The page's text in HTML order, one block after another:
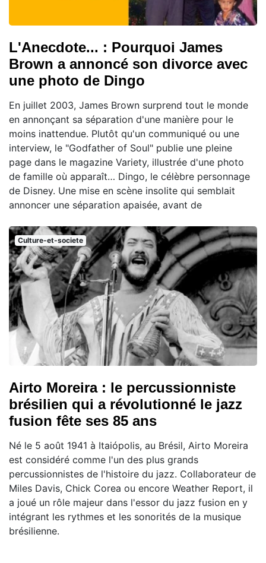
L'Anecdote... : Pourquoi James
Brown a annoncé son divorce avec
une photo de Dingo
En juillet 2003, James Brown surprend tout le monde
en annonçant sa séparation d'une manière pour le
moins inattendue. Plutôt qu'un communiqué ou une
interview, le "Godfather of Soul" publie une pleine
page dans le magazine Variety, illustrée d'une photo
de famille où apparaît… Dingo, le célèbre personnage
de Disney. Une mise en scène insolite qui semblait
annoncer une séparation apaisée, avant de
Culture-et-societe
Airto Moreira : le percussionniste
brésilien qui a révolutionné le jazz
fusion fête ses 85 ans
Né le 5 août 1941 à Itaiópolis, au Brésil, Airto Moreira
est considéré comme l'un des plus grands
percussionnistes de l'histoire du jazz. Collaborateur de
Miles Davis, Chick Corea ou encore Weather Report, il
a joué un rôle majeur dans l'essor du jazz fusion en y
intégrant les rythmes et les sonorités de la musique
brésilienne.